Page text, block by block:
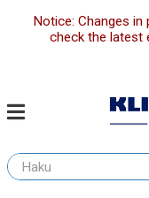
Notice: Changes in
check the latest